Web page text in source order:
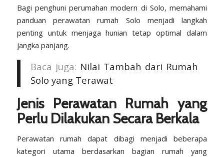
Bagi penghuni perumahan modern di Solo, memahami
panduan perawatan rumah Solo menjadi langkah
penting untuk menjaga hunian tetap optimal dalam
jangka panjang.
Baca juga: Nilai Tambah dari Rumah
Solo yang Terawat
Jenis Perawatan Rumah yang
Perlu Dilakukan Secara Berkala
Perawatan rumah dapat dibagi menjadi beberapa
kategori utama berdasarkan bagian rumah yang